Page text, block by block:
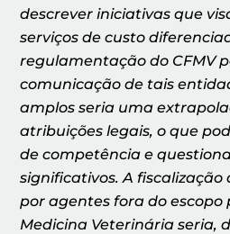
descrever iniciativas que
serviços de custo
regulamentação do CFMV
comunicação de tais
amplos seria uma
atribuições legais, o que
de competência e
significativos. A fiscalização
por agentes fora do escopo
Medicina Veterinária seria,